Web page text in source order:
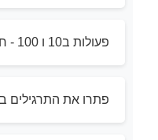
פעולות ב10 ו 100 - חזרה
פתרו את התרגילים